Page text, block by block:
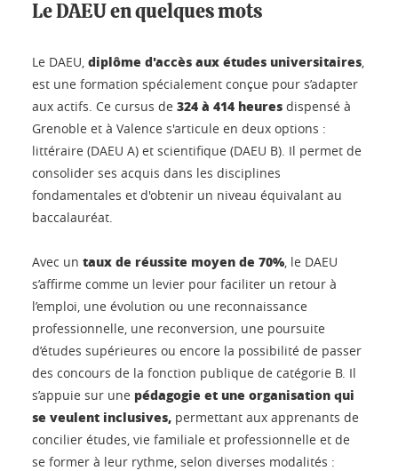
Le DAEU en quelques mots
Le DAEU, diplôme d'accès aux études universitaires
est une formation spécialement conçue pour s’adapter
aux actifs. Ce cursus de 324 à 414 heures dispensé à
Grenoble et à Valence s'articule en deux options :
littéraire (DAEU A) et scientifique (DAEU B). Il permet de
consolider ses acquis dans les disciplines
fondamentales et d'obtenir un niveau équivalant au
baccalauréat.
Avec un taux de réussite moyen de 70% , le DAEU
s’affirme comme un levier pour faciliter un retour à
l’emploi, une évolution ou une reconnaissance
professionnelle, une reconversion, une poursuite
d’études supérieures ou encore la possibilité de passer
des concours de la fonction publique de catégorie B. Il
s’appuie sur une pédagogie et une organisation qui
se veulent inclusives, permettant aux apprenants de
concilier études, vie familiale et professionnelle et de
se former à leur rythme, selon diverses modalités :